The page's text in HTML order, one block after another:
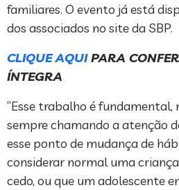
familiares. O evento já está
dos associados no site da SBP.
CLIQUE AQUIPARA
ÍNTEGRA
“Esse trabalho é fundamental,
sempre chamando a atenção
esse ponto de mudança de
considerar normal uma
cedo, ou que um adolescente